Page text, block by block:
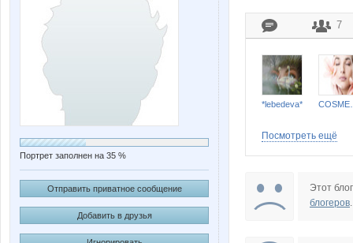
Портрет заполнен на 35 %
Отправить приватное сообщение
Добавить в друзья
7
*lebedeva*
Посмотреть ещё
Этот
блогеров.